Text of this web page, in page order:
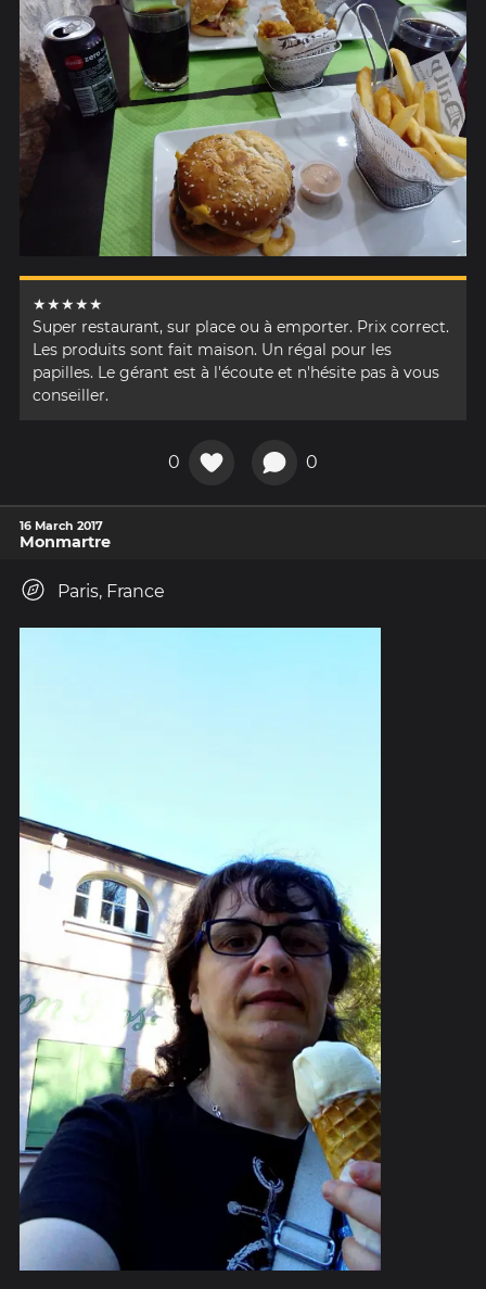
★★★★★
Super restaurant, sur place ou à emporter. Prix correct.
Les produits sont fait maison. Un régal pour les
papilles. Le gérant est à l'écoute et n'hésite pas à vous
conseiller.
0 0
16 March 2017
Monmartre
Paris, France